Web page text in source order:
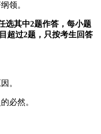
领。
选其中2题作答，每小题
超过2题，只按考生回答
。
必然。